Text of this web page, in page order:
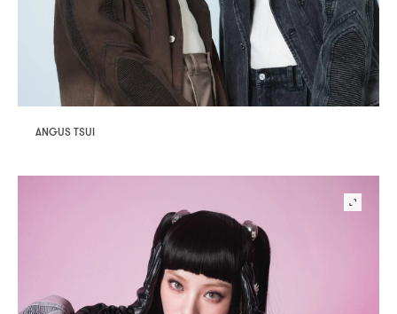
ANGUS TSUI